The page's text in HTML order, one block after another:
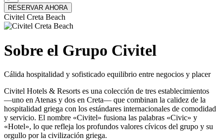
RESERVAR AHORA
Civitel Creta Beach
Sobre el Grupo Civitel
Cálida hospitalidad y sofisticado equilibrio entre negocios y placer
Civitel Hotels & Resorts es una colección de tres establecimientos
—uno en Atenas y dos en Creta— que combinan la calidez de la
hospitalidad griega con los estándares internacionales de comodidad
y servicio. El nombre «Civitel» fusiona las palabras «Civic» y
«Hotel», lo que refleja los profundos valores cívicos del grupo y su
orgullo por la civilización griega.